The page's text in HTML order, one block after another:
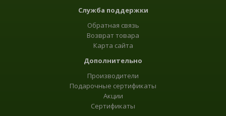
Служба поддержки
Обратная связь
Возврат товара
Карта сайта
Дополнительно
Производители
Подарочные сертификаты
Акции
Сертификаты